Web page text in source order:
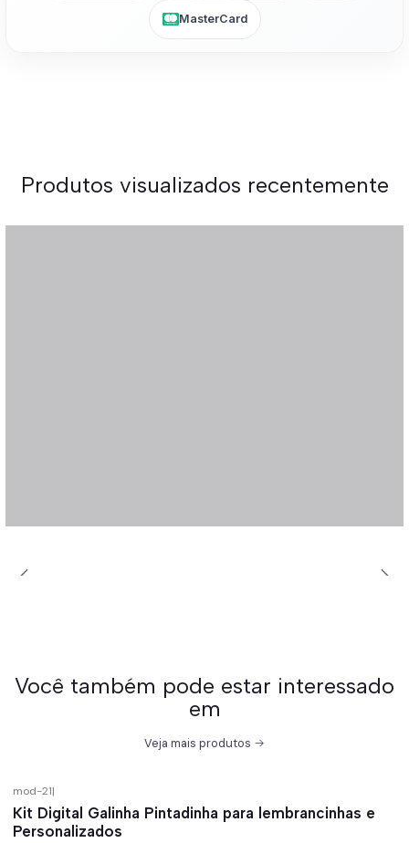
MasterCard
Produtos visualizados recentemente
Você também pode estar interessado
em
Veja mais produtos
off
mod-21|
Kit Digital Galinha Pintadinha para lembrancinhas e
Personalizados